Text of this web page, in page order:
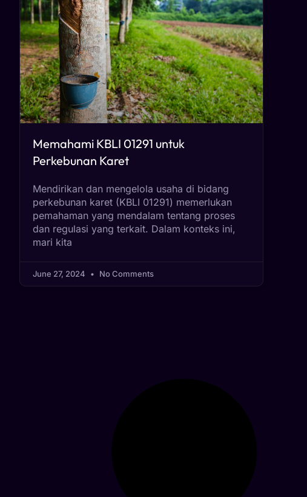
Memahami KBLI 01291 untuk
Perkebunan Karet
Mendirikan dan mengelola usaha di bidang
perkebunan karet (KBLI 01291) memerlukan
pemahaman yang mendalam tentang proses
dan regulasi yang terkait. Dalam konteks ini,
mari kita
June 27, 2024 No Comments